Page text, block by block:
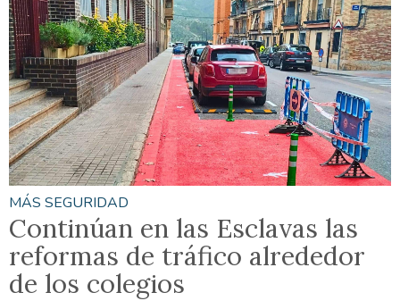
MÁS SEGURIDAD
Continúan en las Esclavas las
reformas de tráfico alrededor
de los colegios